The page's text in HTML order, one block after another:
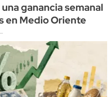
ganancia semanal
en Medio Oriente